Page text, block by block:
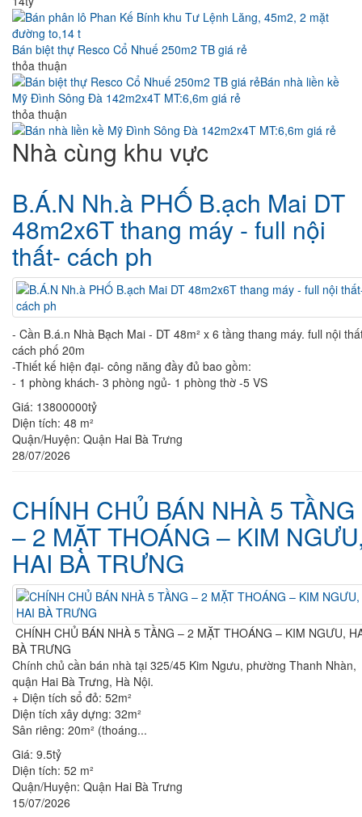
Bán biệt thự Resco Cổ Nhuế 250m2 TB giá rẻ
thỏa thuận
Bán nhà liền kề
Mỹ Đình Sông Đà 142m2x4T MT:6,6m giá rẻ
thỏa thuận
Nhà cùng khu vực
B.Á.N Nh.à PHỐ B.ạch Mai DT
48m2x6T thang máy - full nội
thất- cách ph
- Cần B.á.n Nhà Bạch Mai - DT 48m² x 6 tầng thang máy. full nội
cách phố 20m
-Thiết kế hiện đại- công năng đầy đủ bao gồm:
- 1 phòng khách- 3 phòng ngủ- 1 phòng thờ -5 VS
Giá: 13800000tỷ
Diện tích: 48 m²
Quận/Huyện: Quận Hai Bà Trưng
28/07/2026
CHÍNH CHỦ BÁN NHÀ 5 TẦNG
– 2 MẶT THOÁNG – KIM
HAI BÀ TRƯNG
CHÍNH CHỦ BÁN NHÀ 5 TẦNG – 2 MẶT THOÁNG – KIM NGƯU,
BÀ TRƯNG
Chính chủ cần bán nhà tại 325/45 Kim Ngưu, phường Thanh Nhàn,
quận Hai Bà Trưng, Hà Nội.
+ Diện tích sổ đỏ: 52m²
Diện tích xây dựng: 32m²
Sân riêng: 20m² (thoáng...
Giá: 9.5tỷ
Diện tích: 52 m²
Quận/Huyện: Quận Hai Bà Trưng
15/07/2026